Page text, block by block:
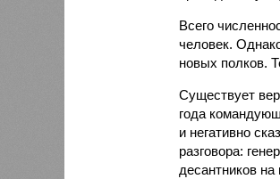
Всего
человек.
новых полков.
Существует
года
и негативно
разговора:
десантников